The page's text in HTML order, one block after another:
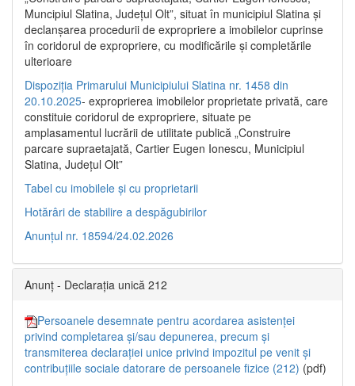
Muncipiul Slatina, Judeţul Olt”, situat în municipiul Slatina şi
declanşarea procedurii de expropriere a imobilelor cuprinse
în coridorul de expropriere, cu modificările şi completările
ulterioare
Dispoziția Primarului Municipiului Slatina nr. 1458 din
20.10.2025- exproprierea imobilelor proprietate privată, care
constituie coridorul de expropriere, situate pe
amplasamentul lucrării de utilitate publică „Construire
parcare supraetajată, Cartier Eugen Ionescu, Municipiul
Slatina, Județul Olt”
Tabel cu imobilele și cu proprietarii
Hotărâri de stabilire a despăgubirilor
Anunțul nr. 18594/24.02.2026
Anunț - Declarația unică 212
Persoanele desemnate pentru acordarea asistenței
privind completarea și/sau depunerea, precum și
transmiterea declarației unice privind impozitul pe venit și
contribuțiile sociale datorare de persoanele fizice (212) (pdf)